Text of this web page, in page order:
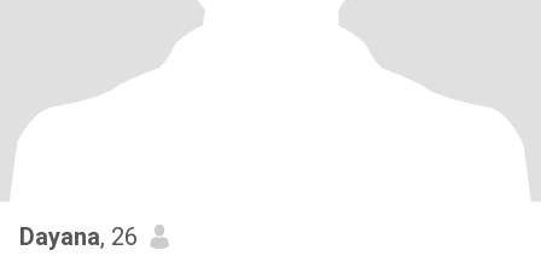
Dayana, 26